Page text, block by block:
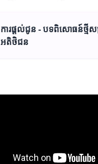
ការផ្តល់ជូន - បទពិសោធន៍ថ្មីស
អតិថិជន